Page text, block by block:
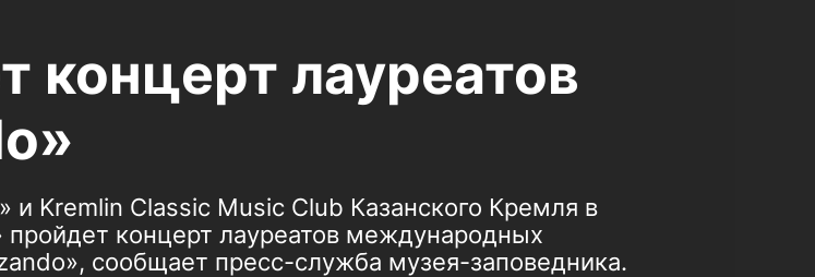
концерт лауреатов
Kremlin Classic Music Club Казанского Кремля в
концерт лауреатов международных
сообщает пресс-служба музея-заповедника.